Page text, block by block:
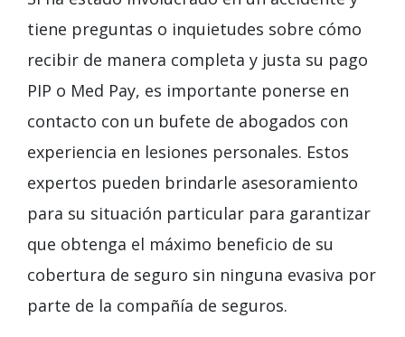
tiene preguntas o inquietudes sobre cómo
recibir de manera completa y justa su pago
PIP o Med Pay, es importante ponerse en
contacto con un bufete de abogados con
experiencia en lesiones personales. Estos
expertos pueden brindarle asesoramiento
para su situación particular para garantizar
que obtenga el máximo beneficio de su
cobertura de seguro sin ninguna evasiva por
parte de la compañía de seguros.